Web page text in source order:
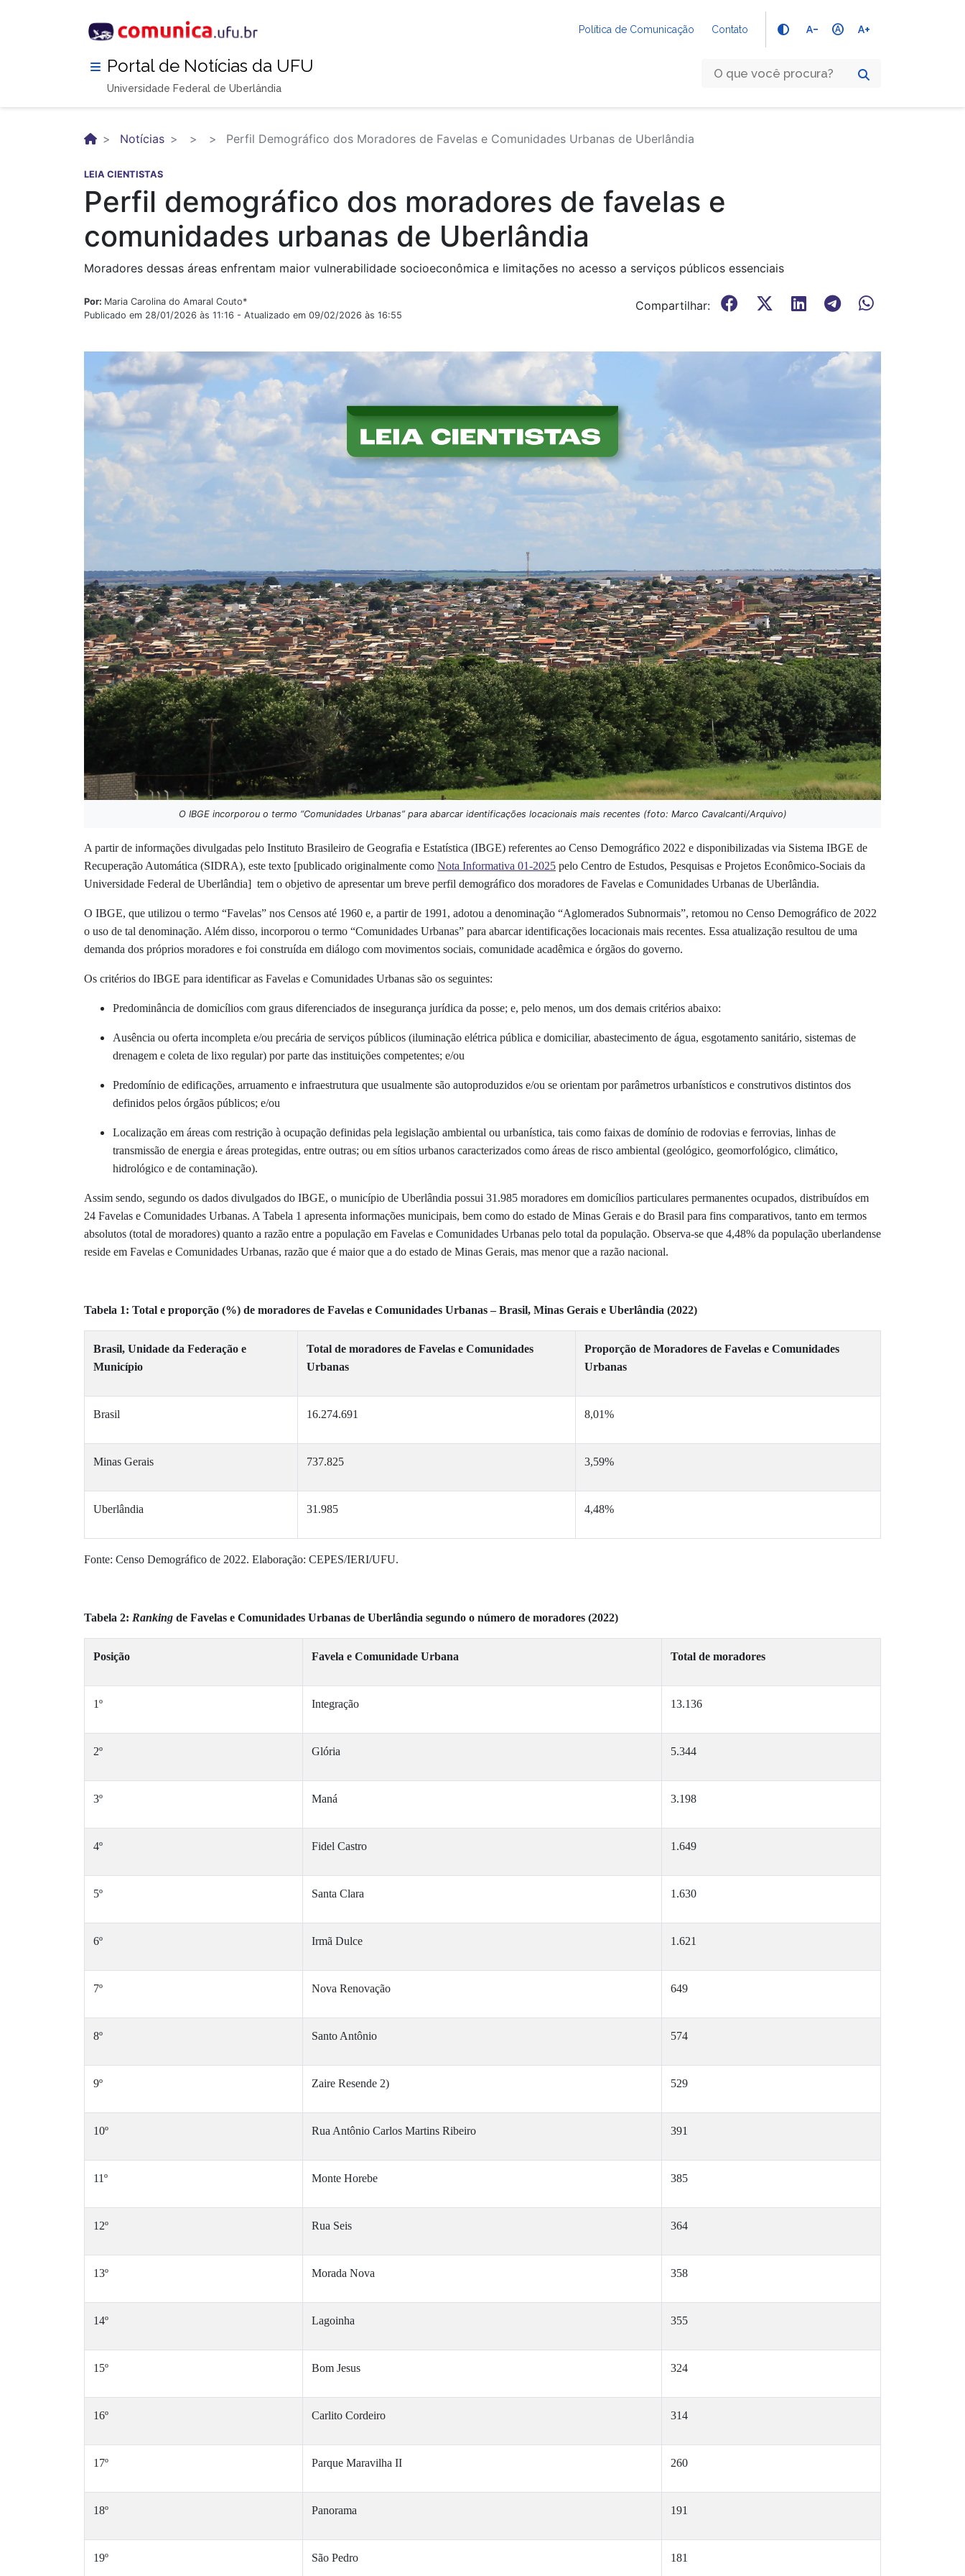
Política de Comunicação Contato text_decrease hdr_auto text_increase
Portal de Notícias da UFU
Universidade Federal de Uberlândia
Notícias Perfil Demográfico dos Moradores de Favelas e Comunidades Urbanas de Uberlândia
LEIA CIENTISTAS
Perfil demográfico dos moradores de favelas e
comunidades urbanas de Uberlândia
Moradores dessas áreas enfrentam maior vulnerabilidade socioeconômica e limitações no acesso a serviços públicos essenciais
Por: Maria Carolina do Amaral Couto*
Publicado em 28/01/2026 às 11:16 - Atualizado em 09/02/2026 às 16:55
Compartilhar:
O IBGE incorporou o termo “Comunidades Urbanas” para abarcar identificações locacionais mais recentes (foto: Marco Cavalcanti/Arquivo)
A partir de informações divulgadas pelo Instituto Brasileiro de Geografia e Estatística (IBGE) referentes ao Censo Demográfico 2022 e disponibilizadas via Sistema IBGE de
Recuperação Automática (SIDRA), este texto [publicado originalmente como Nota Informativa 01-2025 pelo Centro de Estudos, Pesquisas e Projetos Econômico-Sociais da
Universidade Federal de Uberlândia] tem o objetivo de apresentar um breve perfil demográfico dos moradores de Favelas e Comunidades Urbanas de Uberlândia.
O IBGE, que utilizou o termo “Favelas” nos Censos até 1960 e, a partir de 1991, adotou a denominação “Aglomerados Subnormais”, retomou no Censo Demográfico de 2022
o uso de tal denominação. Além disso, incorporou o termo “Comunidades Urbanas” para abarcar identificações locacionais mais recentes. Essa atualização resultou de uma
demanda dos próprios moradores e foi construída em diálogo com movimentos sociais, comunidade acadêmica e órgãos do governo.
Os critérios do IBGE para identificar as Favelas e Comunidades Urbanas são os seguintes:
Predominância de domicílios com graus diferenciados de insegurança jurídica da posse; e, pelo menos, um dos demais critérios abaixo:
Ausência ou oferta incompleta e/ou precária de serviços públicos (iluminação elétrica pública e domiciliar, abastecimento de água, esgotamento sanitário, sistemas de
drenagem e coleta de lixo regular) por parte das instituições competentes; e/ou
Predomínio de edificações, arruamento e infraestrutura que usualmente são autoproduzidos e/ou se orientam por parâmetros urbanísticos e construtivos distintos dos
definidos pelos órgãos públicos; e/ou
Localização em áreas com restrição à ocupação definidas pela legislação ambiental ou urbanística, tais como faixas de domínio de rodovias e ferrovias, linhas de
transmissão de energia e áreas protegidas, entre outras; ou em sítios urbanos caracterizados como áreas de risco ambiental (geológico, geomorfológico, climático,
hidrológico e de contaminação).
Assim sendo, segundo os dados divulgados do IBGE, o município de Uberlândia possui 31.985 moradores em domicílios particulares permanentes ocupados, distribuídos em
24 Favelas e Comunidades Urbanas. A Tabela 1 apresenta informações municipais, bem como do estado de Minas Gerais e do Brasil para fins comparativos, tanto em termos
absolutos (total de moradores) quanto a razão entre a população em Favelas e Comunidades Urbanas pelo total da população. Observa-se que 4,48% da população uberlandense
reside em Favelas e Comunidades Urbanas, razão que é maior que a do estado de Minas Gerais, mas menor que a razão nacional.
Tabela 1: Total e proporção (%) de moradores de Favelas e Comunidades Urbanas – Brasil, Minas Gerais e Uberlândia (2022)
Brasil, Unidade da Federação e
Município
Total de moradores de Favelas e Comunidades
Urbanas
Proporção de Moradores de Favelas e Comunidades
Urbanas
Brasil 16.274.691 8,01%
Minas Gerais 737.825 3,59%
Uberlândia 31.985 4,48%
Fonte: Censo Demográfico de 2022. Elaboração: CEPES/IERI/UFU.
Tabela 2: Ranking de Favelas e Comunidades Urbanas de Uberlândia segundo o número de moradores (2022)
Posição Favela e Comunidade Urbana Total de moradores
1º Integração 13.136
2º Glória 5.344
3º Maná 3.198
4º Fidel Castro 1.649
5º Santa Clara 1.630
6º Irmã Dulce 1.621
7º Nova Renovação 649
8º Santo Antônio 574
9º Zaire Resende 2) 529
10º Rua Antônio Carlos Martins Ribeiro 391
11º Monte Horebe 385
12º Rua Seis 364
13º Morada Nova 358
14º Lagoinha 355
15º Bom Jesus 324
16º Carlito Cordeiro 314
17º Parque Maravilha II 260
18º Panorama 191
19º São Pedro 181